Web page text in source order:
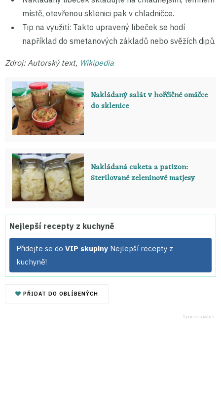
místě, otevřenou sklenici pak v chladničce.
Tip na využití: Takto upravený libeček se hodí
například do smetanových základů nebo svěžích dipů.
Zdroj: Autorský text, Wikipedia
Nakládaný salát v hořčičné omáčce
do sklenice
Nakládaná cuketa a patizon:
Sterilované zeleninové matjesy
Nejlepší recepty z kuchyně
Přidejte se do VIP skupiny Nejlepší recepty z
kuchyně!
PŘIDAT DO OBLÍBENÝCH